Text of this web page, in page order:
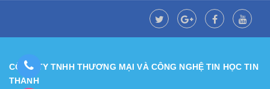
CÔNG TY TNHH THƯƠNG MẠI VÀ CÔNG NGHỆ TIN HỌC TIN
THÀNH